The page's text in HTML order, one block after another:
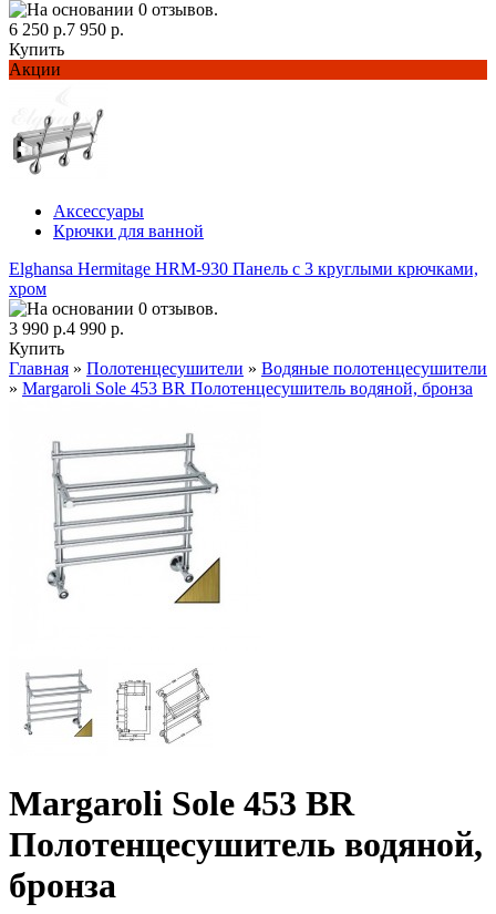
6 250 р.7 950 р.
Купить
Акции
Аксессуары
Крючки для ванной
Elghansa Hermitage HRM-930 Панель с 3 круглыми крючками,
хром
3 990 р.4 990 р.
Купить
Главная » Полотенцесушители » Водяные полотенцесушители
» Margaroli Sole 453 BR Полотенцесушитель водяной, бронза
Margaroli Sole 453 BR
Полотенцесушитель водяной,
бронза